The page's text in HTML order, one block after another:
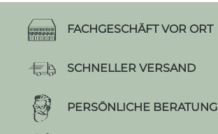
FACHGESCHÄFT VOR ORT
SCHNELLER VERSAND
PERSÖNLICHE BERATUNG